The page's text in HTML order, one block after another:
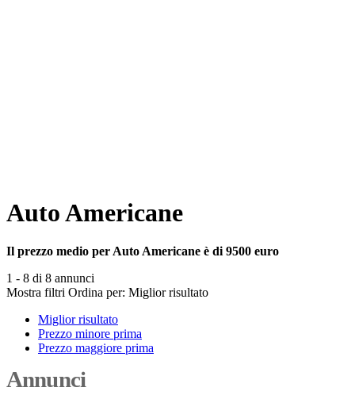
Auto Americane
Il prezzo medio per Auto Americane è di 9500 euro
1 - 8 di 8 annunci
Mostra filtri Ordina per: Miglior risultato
Miglior risultato
Prezzo minore prima
Prezzo maggiore prima
Annunci